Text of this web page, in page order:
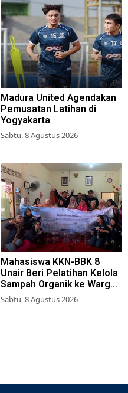
Madura United Agendakan
Pemusatan Latihan di
Yogyakarta
Sabtu, 8 Agustus 2026
Mahasiswa KKN-BBK 8
Unair Beri Pelatihan Kelola
Sampah Organik ke Warga
Simokerto Surabaya
Sabtu, 8 Agustus 2026